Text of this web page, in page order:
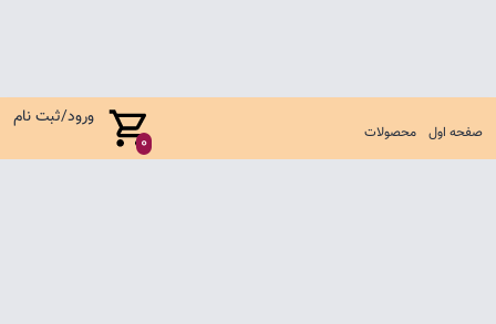
صفحه اول محصولات 0
ورود/ثبت نام